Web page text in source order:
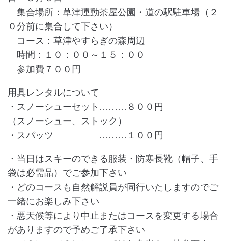
集合場所：草津運動茶屋公園・道の駅駐車場（２
０分前に集合して下さい）
コース：草津やすらぎの森周辺
時間：１０：００～１５：００
参加費７００円
用具レンタルについて
・スノーシューセット………８００円
（スノーシュー、ストック）
・スパッツ ………１００円
・当日はスキーのできる服装・防寒長靴（帽子、手
袋は必需品）でご参加下さい
・どのコースも自然解説員が同行いたしますのでご
一緒にお楽しみ下さい
・悪天候等により中止またはコースを変更する場合
がありますので予めご了承下さい